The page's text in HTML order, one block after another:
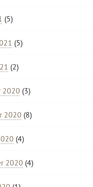
(5)
(5)
(2)
2020 (3)
2020 (8)
(4)
2020 (4)